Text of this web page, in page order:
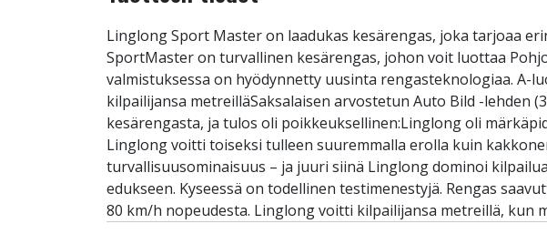
Linglong Sport Master on laadukas kesärengas, joka tarjoaa
SportMaster on turvallinen kesärengas, johon voit luottaa
valmistuksessa on hyödynnetty uusinta rengasteknologiaa. A-
kilpailijansa metreilläSaksalaisen arvostetun Auto Bild -lehden
kesärengasta, ja tulos oli poikkeuksellinen:Linglong oli
Linglong voitti toiseksi tulleen suuremmalla erolla kuin
turvallisuusominaisuus – ja juuri siinä Linglong dominoi
edukseen. Kyseessä on todellinen testimenestyjä. Rengas
80 km/h nopeudesta. Linglong voitti kilpailijansa metreillä, kun